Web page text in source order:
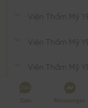
Viện Thẩm Mỹ
Viện Thẩm Mỹ
Viện Thẩm Mỹ
Viện Thẩm Mỹ
Zalo Messenger